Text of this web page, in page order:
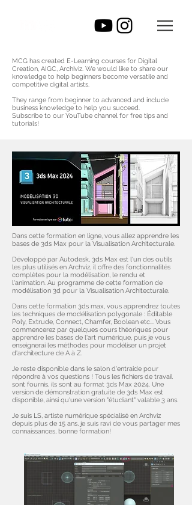
MCG has created E-Learning courses for Digital
Creation, AIGC, Archiviz. We would like to share our
knowledge to help beginners become versatile and
competitive digital artists.
They range from beginner to advanced and include
business knowledge to help you succeed.
Subscribe to our YouTube channel for free tips and
tutorials!
Dans cette formation en ligne, vous allez apprendre les
bases de 3ds Max pour la Visualisation Architecturale.
Développé par Autodesk, 3ds Max est l'un des outils
les plus utilisés en Archviz, il offre des fonctionnalités
complètes pour la modélisation, le rendu et
l'animation. Au programme de cette formation de
modélisation 3d pour la Visualisation Architecturale.
Dans cette formation 3ds max, vous apprendrez toutes
les techniques de modélisation polygonale : Éditable
Poly, Extrude, Connect, Chamfer, Boolean etc... Vous
commencerez par quelques cours théoriques pour
apprendre les bases de l'art numérique, puis je vous
enseignerai les méthodes pour modéliser un projet
d'architecture de A à Z.
Je reste disponible dans le salon d'entraide pour
répondre à vos questions ! Tous les fichiers de travail
sont fournis, ils sont au format 3ds Max 2024. Une
version de démonstration gratuite de 3ds Max est
disponible, ainsi qu'une version "étudiant" valable 3 ans.
Je suis LS, artiste numérique spécialisé en Archviz
depuis plus de 15 ans, je suis ravi de vous partager mes
connaissances, bonne formation!